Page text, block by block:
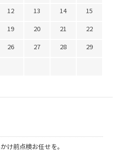
12 13 14
15
19 20 21
22
26 27 28
29
け前点検お任せを。